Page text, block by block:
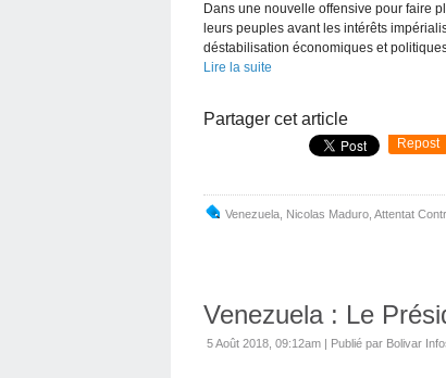
Dans une nouvelle offensive pour faire
leurs peuples avant les intérêts
déstabilisation économiques et
Lire la suite
Partager cet article
Repost
Venezuela Nicolas Maduro Attentat
Venezuela : Le
5 Août 2018, 09:12am | Publié par Bolivar